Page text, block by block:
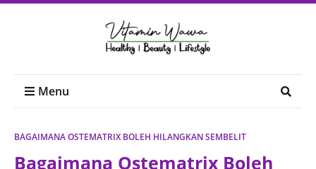
Menu
BAGAIMANA OSTEMATRIX BOLEH HILANGKAN SEMBELIT
Bagaimana Ostematrix Boleh